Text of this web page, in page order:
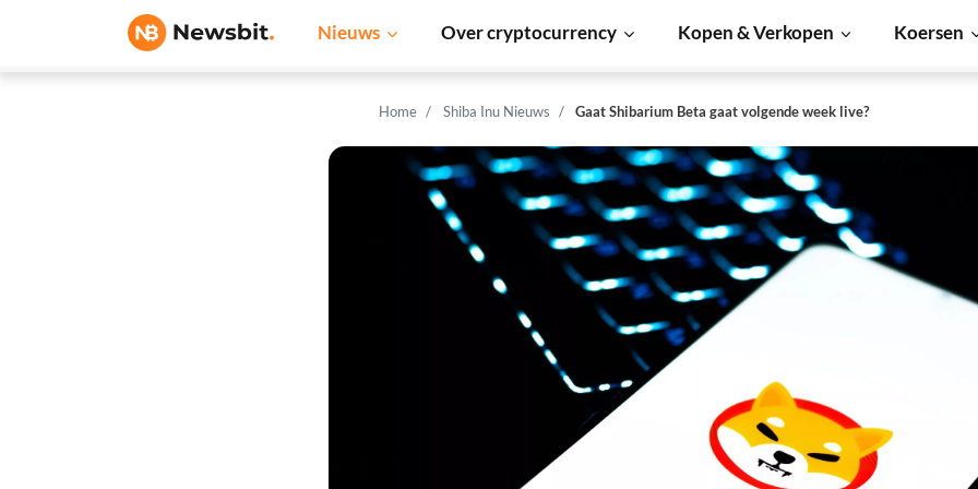
Nieuws Over cryptocurrency Kopen & Verkopen Koersen
Home Shiba Inu Nieuws Gaat Shibarium Beta gaat volgende week live?